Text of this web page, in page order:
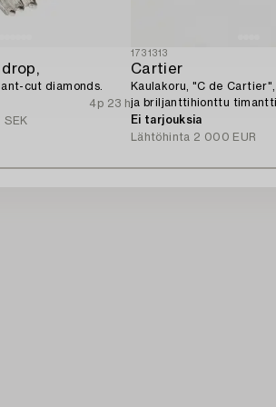
cut diamonds.
4p 23 h
1731313
Cartier
Kaulakoru, "C de
ja briljanttihionttu timantti.
Ei tarjouksia
Lähtöhinta 2 000 EUR